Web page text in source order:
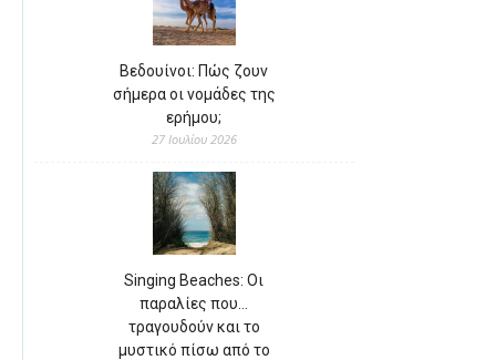
Βεδουίνοι: Πώς ζουν
σήμερα οι νομάδες της
ερήμου;
27 Ιουλίου 2026
Singing Beaches: Οι
παραλίες που…
τραγουδούν και το
μυστικό πίσω από το